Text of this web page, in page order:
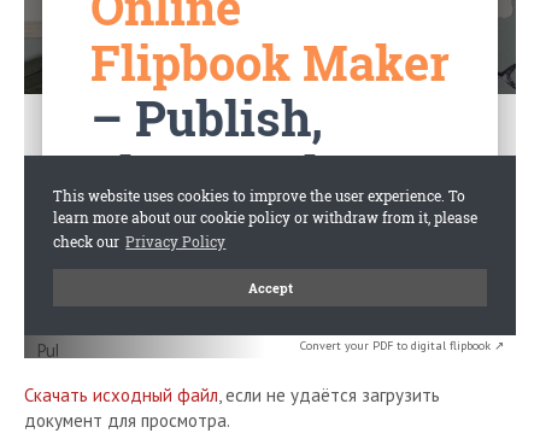
Convert your PDF to digital flipbook ↗
Скачать исходный файл, если не удаётся загрузить
документ для просмотра.